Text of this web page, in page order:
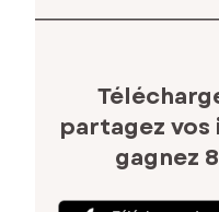
partagez
gagnez